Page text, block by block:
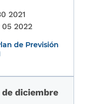
2021
2022
de Previsión
diciembre